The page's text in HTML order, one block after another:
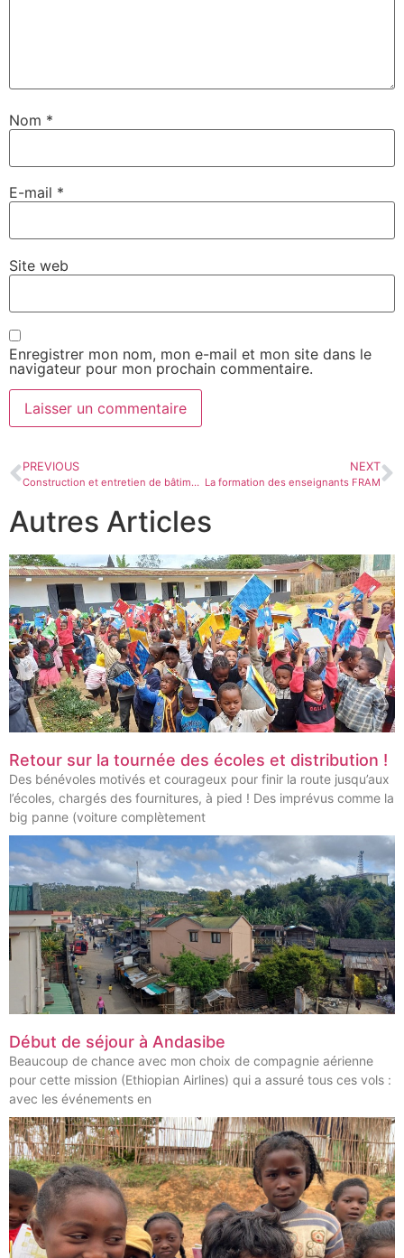
Nom *
E-mail *
Site web
Enregistrer mon nom, mon e-mail et mon site dans le
navigateur pour mon prochain commentaire.
PREVIOUS
Construction et entretien de bâtiments scolaires
NEXT
La formation des enseignants FRAM
Autres Articles
Retour sur la tournée des écoles et distribution !
Des bénévoles motivés et courageux pour finir la route jusqu’aux
l’écoles, chargés des fournitures, à pied ! Des imprévus comme la
big panne (voiture complètement
Début de séjour à Andasibe
Beaucoup de chance avec mon choix de compagnie aérienne
pour cette mission (Ethiopian Airlines) qui a assuré tous ces vols :
avec les événements en